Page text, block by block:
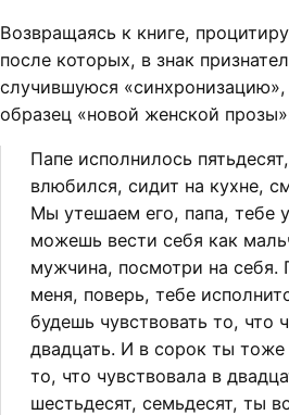
Возвращаясь к книге,
после которых, в знак
случившуюся
образец «новой женской
Папе исполнилось
влюбился, сидит на кухне,
Мы утешаем его, папа, тебе
можешь вести себя как
мужчина, посмотри на себя.
меня, поверь, тебе
будешь чувствовать то, что
двадцать. И в сорок ты тоже
то, что чувствовала в
шестьдесят, семьдесят, ты